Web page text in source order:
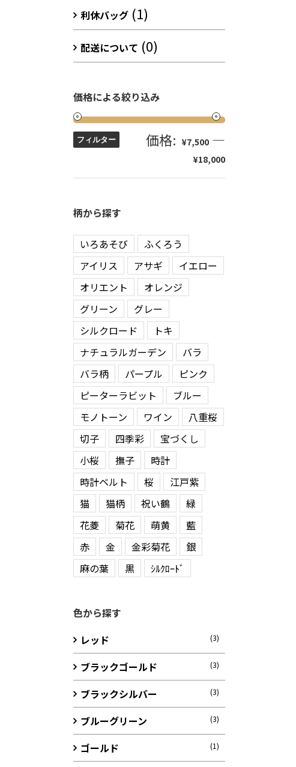
利休バッグ (1)
配送について (0)
価格による絞り込み
フィルター 価格: ¥7,500 —
¥18,000
柄から探す
いろあそび
ふくろう
アイリス
アサギ
イエロー
オリエント
オレンジ
グリーン
グレー
シルクロード
トキ
ナチュラルガーデン
バラ
バラ柄
パープル
ピンク
ピーターラビット
ブルー
モノトーン
ワイン
八重桜
切子
四季彩
宝づくし
小桜
撫子
時計
時計ベルト
桜
江戸紫
猫
猫柄 祝い鶴
緑
花菱
菊花 萌黄
藍
赤
金 金彩菊花
銀
麻の葉
黒 ｼﾙｸﾛｰﾄﾞ
色から探す
レッド
(3)
ブラックゴールド (3)
ブラックシルバー (3)
ブルーグリーン (3)
ゴールド (1)